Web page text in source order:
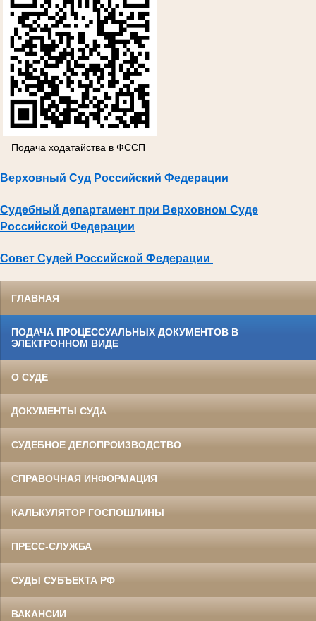
Подача ходатайства в ФССП
Верховный Суд Российский Федерации
Судебный департамент при Верховном Суде
Российской Федерации
Совет Судей Российской Федерации
ГЛАВНАЯ
ПОДАЧА ПРОЦЕССУАЛЬНЫХ ДОКУМЕНТОВ В
ЭЛЕКТРОННОМ ВИДЕ
О СУДЕ
ДОКУМЕНТЫ СУДА
СУДЕБНОЕ ДЕЛОПРОИЗВОДСТВО
СПРАВОЧНАЯ ИНФОРМАЦИЯ
КАЛЬКУЛЯТОР ГОСПОШЛИНЫ
ПРЕСС-СЛУЖБА
СУДЫ СУБЪЕКТА РФ
ВАКАНСИИ